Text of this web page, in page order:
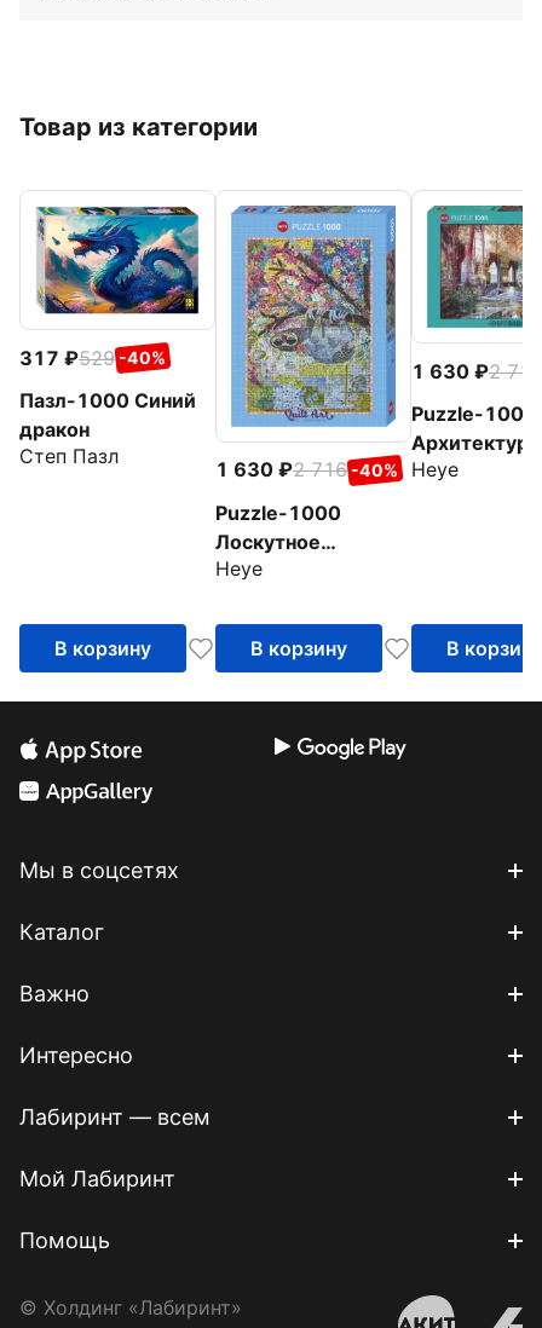
Товар из категории
317 529 -40%
Пазл-1000 Синий
дракон
Степ Пазл
В корзину
1 630 2 716 -40%
Puzzle-1000
Лоскутное
искусство.
Heye
В корзину
1 630
2 716
Puzzle-1000
фантазия.
Heye
В корзину
Мы в соцсетях
Каталог
Важно
Интересно
Лабиринт — всем
Мой Лабиринт
Помощь
© Холдинг «Лабиринт»